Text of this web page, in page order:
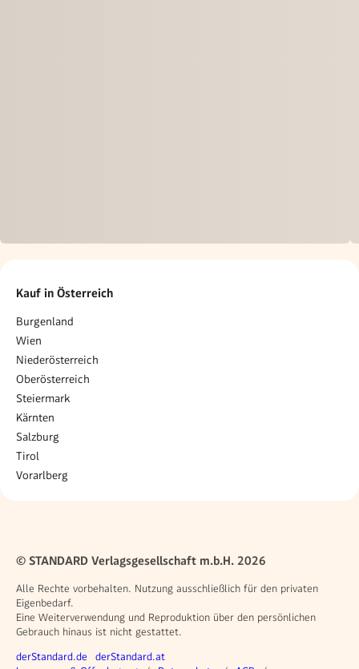
Kauf in Österreich
Burgenland
Wien
Niederösterreich
Oberösterreich
Steiermark
Kärnten
Salzburg
Tirol
Vorarlberg
© STANDARD Verlagsgesellschaft m.b.H. 2026
Alle Rechte vorbehalten. Nutzung ausschließlich für den privaten
Eigenbedarf.
Eine Weiterverwendung und Reproduktion über den persönlichen
Gebrauch hinaus ist nicht gestattet.
Weitere Angebote
derStandard.de derStandard.at